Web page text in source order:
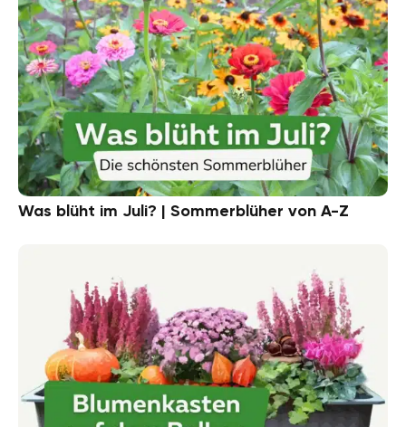
Was blüht im Juli? | Sommerblüher von A-Z